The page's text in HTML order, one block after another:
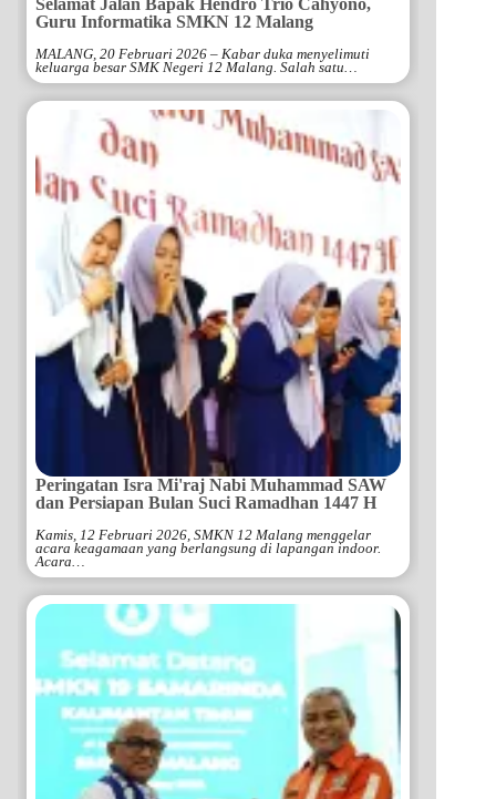
Guru Informatika SMKN 12 Malang
MALANG, 20 Februari 2026 – Kabar duka menyelimuti
keluarga besar SMK Negeri 12 Malang. Salah satu…
Peringatan Isra Mi'raj Nabi Muhammad SAW
dan Persiapan Bulan Suci Ramadhan 1447 H
Kamis, 12 Februari 2026, SMKN 12 Malang menggelar
acara keagamaan yang berlangsung di lapangan indoor.
Acara…